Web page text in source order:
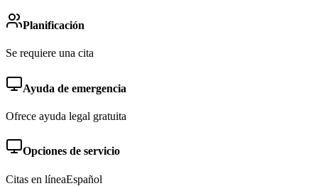
Planificación
Se requiere una cita
Ayuda de emergencia
Ofrece ayuda legal gratuita
Opciones de servicio
Citas en líneaEspañol